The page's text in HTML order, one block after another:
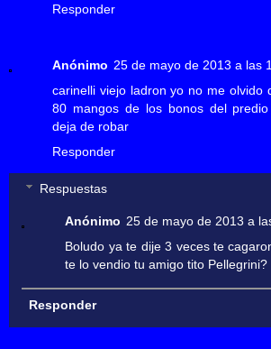
Responder
Anónimo 25 de mayo de 2013 a las
carinelli viejo ladron yo no me olvido
80 mangos de los bonos del
deja de robar
Responder
Respuestas
Anónimo 25 de mayo de 2013 a
Boludo ya te dije 3 veces te
te lo vendio tu amigo tito Pellegrini?
Responder